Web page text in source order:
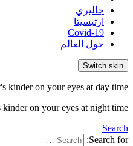
جاليري
ارتيسيتا
Covid-19
حول العالم
Switch skin
kinder on your eyes at day time.
on your eyes at night time.
Search
Search for: